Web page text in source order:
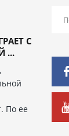
С
...
По ее